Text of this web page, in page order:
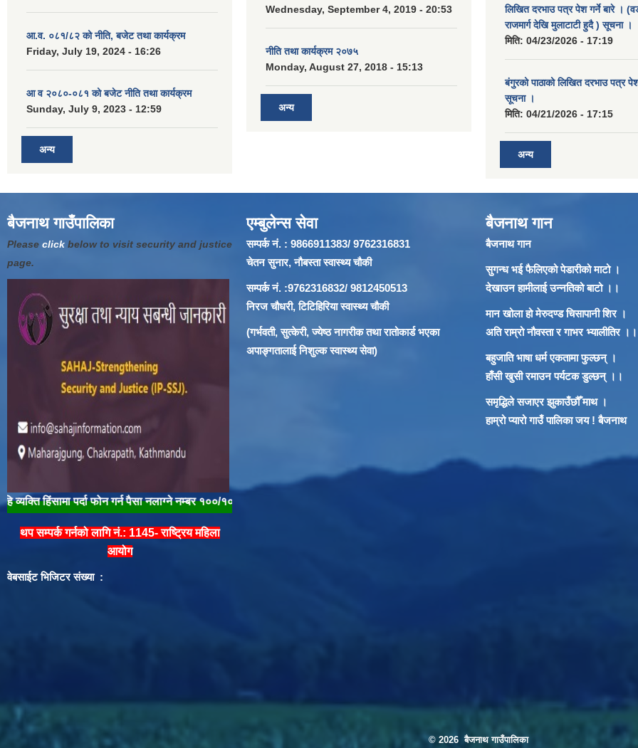
आ.व. ०८१/८२ को नीति, बजेट तथा कार्यक्रम
Friday, July 19, 2024 - 16:26
आ व २०८०-०८१ को बजेट नीति तथा कार्यक्रम
Sunday, July 9, 2023 - 12:59
अन्य
Wednesday, September 4, 2019 - 20:53
नीति तथा कार्यक्रम २०७५
Monday, August 27, 2018 - 15:13
अन्य
लिखित दरभाउ पत्र पेश गर्ने बारे ।
राजमार्ग देखि मुलाटाटी हुदै ) सूचना ।
मिति: 04/23/2026 - 17:19
बंगुरको पाठाको लिखित दरभाउ पत्र पेश
सूचना ।
मिति: 04/21/2026 - 17:15
अन्य
बैजनाथ गाउँपालिका
Please click below to visit security and justice
page.
पर्दा फोन गर्न पैसा नलाग्ने नम्बर १००/१०४ मा फोन गरी तुरुन्त प्रहरीलाई खबर गरौँ | "लैंगिक हिँसा विरुद्ध मौनता तोडौ, न्याय खोजौ" घरेलु हिंसा अन्त्य
थप सम्पर्क गर्नको लागि नं.: 1145- राष्ट्रिय महिला
आयोग
वेबसाईट भिजिटर संख्या :
एम्बुलेन्स सेवा
सम्पर्क नं. : 9866911383/ 9762316831
चेतन सुनार, नौबस्ता स्वास्थ्य चौकी
सम्पर्क नं. :9762316832/ 9812450513
निरज चौधरी, टिटिहिरिया स्वास्थ्य चौकी
(गर्भवती, सुत्केरी, ज्येष्ठ नागरीक तथा रातोकार्ड भएका
अपाङ्गतालाई निशुल्क स्वास्थ्य सेवा)
बैजनाथ गान
बैजनाथ गान
सुगन्ध भई फैलिएको पेडारीको माटो ।
देखाउन हामीलाई उन्नतिको बाटो ।।
मान खोला हो मेरुदण्ड चिसापानी शिर ।
अति राम्रो नौवस्ता र गाभर भ्यालीतिर ।।
बहुजाति भाषा धर्म एकतामा फुल्छन् ।
हाँसी खुसी रमाउन पर्यटक डुल्छन् ।।
समृद्धिले सजाएर झुकाउँछौँ माथ ।
हाम्रो प्यारो गाउँ पालिका जय ! बैजनाथ
© 2026 बैजनाथ गाउँपालिका